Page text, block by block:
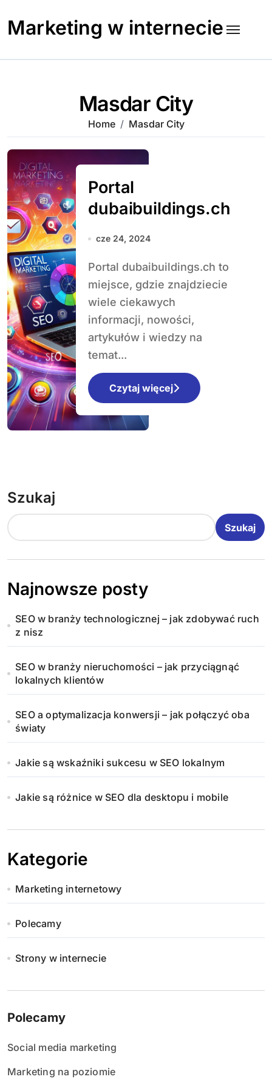
content
Marketing w internecie
Masdar City
Home Masdar City
Portal
dubaibuildings.ch
cze 24, 2024
Portal dubaibuildings.ch to
miejsce, gdzie znajdziecie
wiele ciekawych
informacji, nowości,
artykułów i wiedzy na
temat...
Czytaj więcej
Szukaj
Szukaj
Najnowsze posty
SEO w branży technologicznej – jak zdobywać ruch
z nisz
SEO w branży nieruchomości – jak przyciągnąć
lokalnych klientów
SEO a optymalizacja konwersji – jak połączyć oba
światy
Jakie są wskaźniki sukcesu w SEO lokalnym
Jakie są różnice w SEO dla desktopu i mobile
Kategorie
Marketing internetowy
Polecamy
Strony w internecie
Polecamy
Social media marketing
Marketing na poziomie